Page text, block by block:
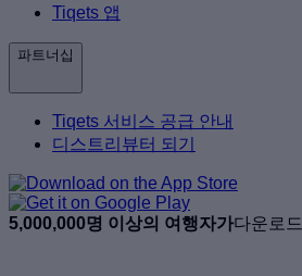
Tiqets 앱
파트너십
Tiqets 서비스 공급 안내
디스트리뷰터 되기
5,000,000명 이상의 여행자가다운로드